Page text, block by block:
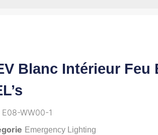
Blanc Intérieur Feu
E08-WW00-1
Emergency Lighting